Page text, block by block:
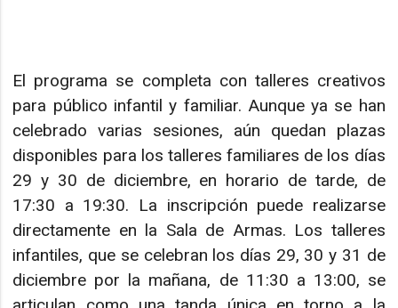
El programa se completa con talleres creativos
para público infantil y familiar. Aunque ya se han
celebrado varias sesiones, aún quedan plazas
disponibles para los talleres familiares de los días
29 y 30 de diciembre, en horario de tarde, de
17:30 a 19:30. La inscripción puede realizarse
directamente en la Sala de Armas. Los talleres
infantiles, que se celebran los días 29, 30 y 31 de
diciembre por la mañana, de 11:30 a 13:00, se